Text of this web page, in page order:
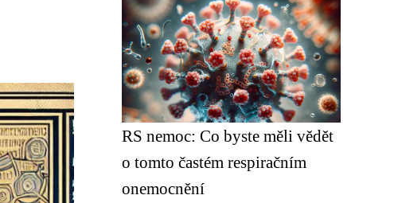
RS nemoc: Co byste měli vědět
o tomto častém respiračním
onemocnění